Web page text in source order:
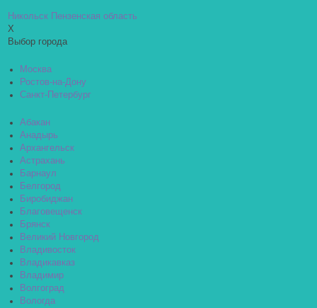
Никольск Пензенская область
X
Выбор города
Москва
Ростов-на-Дону
Санкт-Петербург
Абакан
Анадырь
Архангельск
Астрахань
Барнаул
Белгород
Биробиджан
Благовещенск
Брянск
Великий Новгород
Владивосток
Владикавказ
Владимир
Волгоград
Вологда